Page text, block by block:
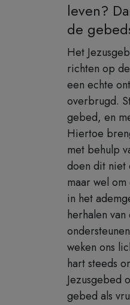
leven?
de
Het
richten op
een echte
overbrugd.
gebed, en
Hiertoe
met behulp
doen dit niet
maar wel
in het
herhalen
weken ons
hart steeds
Jezusgebed
gebed als